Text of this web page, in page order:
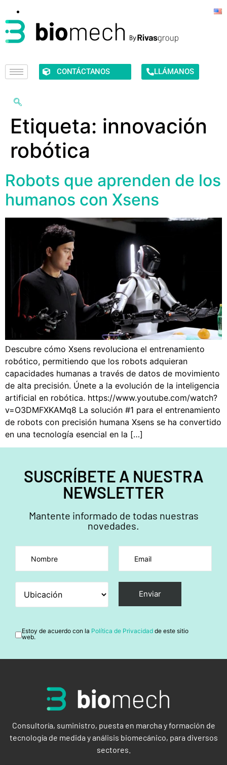
CONTÁCTANOS LLÁMANOS
Etiqueta: innovación
robótica
Robots que aprenden de los
humanos con Xsens
Descubre cómo Xsens revoluciona el entrenamiento
robótico, permitiendo que los robots adquieran
capacidades humanas a través de datos de movimiento
de alta precisión. Únete a la evolución de la inteligencia
artificial en robótica. https://www.youtube.com/watch?
v=O3DMFXKAMq8 La solución #1 para el entrenamiento
de robots con precisión humana Xsens se ha convertido
en una tecnología esencial en la […]
SUSCRÍBETE A NUESTRA
NEWSLETTER
Mantente informado de todas nuestras
novedades.
Por favor, deja este campo vacío.
Estoy de acuerdo con la Política de Privacidad de este sitio
web.
Consultoría, suministro, puesta en marcha y formación de
tecnología de medida y análisis biomecánico, para diversos
sectores.